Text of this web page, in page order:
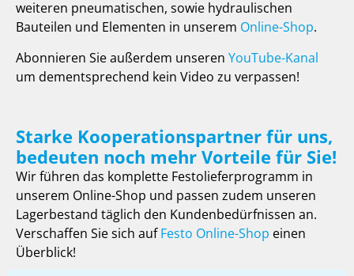
weiteren pneumatischen, sowie hydraulischen
Bauteilen und Elementen in unserem Online-Shop.
Abonnieren Sie außerdem unseren YouTube-Kanal
um dementsprechend kein Video zu verpassen!
Starke Kooperationspartner für uns,
bedeuten noch mehr Vorteile für Sie!
Wir führen das komplette Festolieferprogramm in
unserem Online-Shop und passen zudem unseren
Lagerbestand täglich den Kundenbedürfnissen an.
Verschaffen Sie sich aufFesto Online-Shop einen
Überblick!